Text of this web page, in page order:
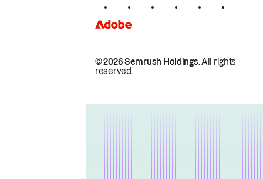
© 2026 Semrush Holdings.All rights
reserved.